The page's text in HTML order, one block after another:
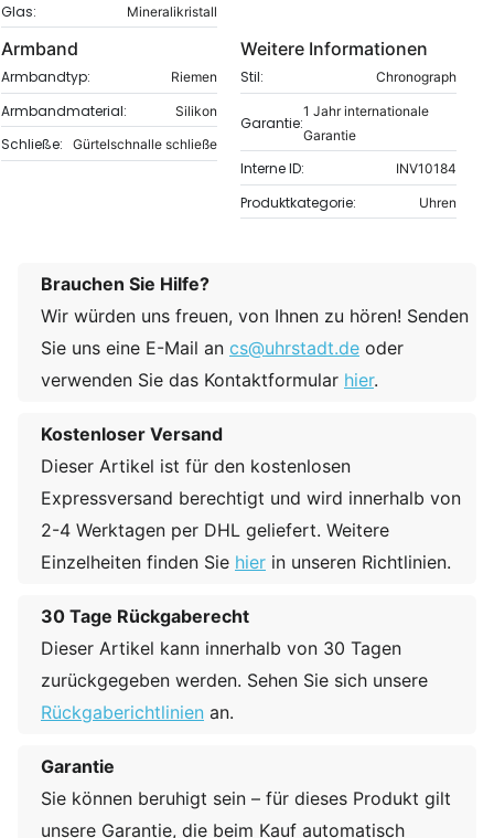
Glas: Mineralikristall
Armband
Armbandtyp: Riemen
Armbandmaterial: Silikon
Schließe: Gürtelschnalle schließe
Weitere Informationen
Stil: Chronograph
Garantie:
1 Jahr internationale
Garantie
Interne ID: INV10184
Produktkategorie: Uhren
Brauchen Sie Hilfe?
Wir würden uns freuen, von Ihnen zu hören! Senden
Sie uns eine E-Mail an cs@uhrstadt.de oder
verwenden Sie das Kontaktformular hier.
Kostenloser Versand
Dieser Artikel ist für den kostenlosen
Expressversand berechtigt und wird innerhalb von
2-4 Werktagen per DHL geliefert. Weitere
Einzelheiten finden Sie hier in unseren Richtlinien.
30 Tage Rückgaberecht
Dieser Artikel kann innerhalb von 30 Tagen
zurückgegeben werden. Sehen Sie sich unsere
Rückgaberichtlinien an.
Garantie
Sie können beruhigt sein – für dieses Produkt gilt
unsere Garantie, die beim Kauf automatisch